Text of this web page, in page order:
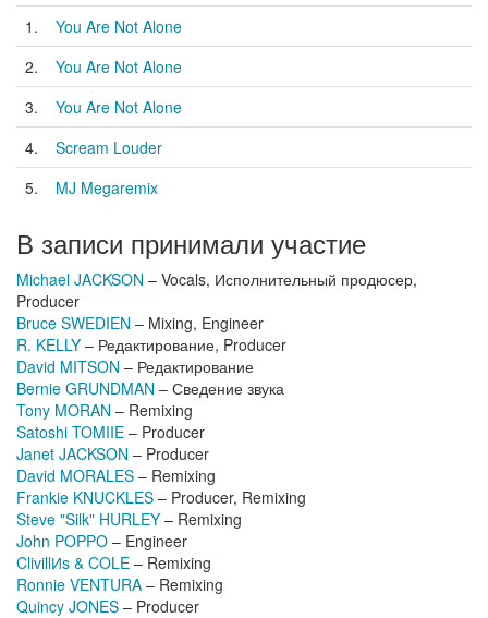
1.
You Are Not Alone
2.
You Are Not Alone
3.
You Are Not Alone
4.
Scream Louder
5.
MJ Megaremix
В записи принимали участие
Michael JACKSON – Vocals, Исполнительный продюсер,
Producer
Bruce SWEDIEN – Mixing, Engineer
R. KELLY – Редактирование, Producer
David MITSON – Редактирование
Bernie GRUNDMAN – Сведение звука
Tony MORAN – Remixing
Satoshi TOMIIE – Producer
Janet JACKSON – Producer
David MORALES – Remixing
Frankie KNUCKLES – Producer, Remixing
Steve "Silk" HURLEY – Remixing
John POPPO – Engineer
ClivillИs & COLE – Remixing
Ronnie VENTURA – Remixing
Quincy JONES – Producer